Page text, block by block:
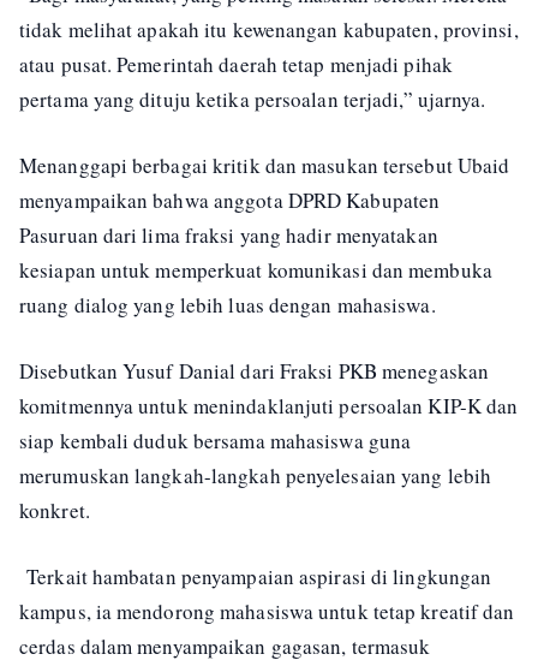
tidak melihat apakah itu kewenangan kabupaten, provinsi,
atau pusat. Pemerintah daerah tetap menjadi pihak
pertama yang dituju ketika persoalan terjadi,” ujarnya.
Menanggapi berbagai kritik dan masukan tersebut Ubaid
menyampaikan bahwa anggota DPRD Kabupaten
Pasuruan dari lima fraksi yang hadir menyatakan
kesiapan untuk memperkuat komunikasi dan membuka
ruang dialog yang lebih luas dengan mahasiswa.
Disebutkan Yusuf Danial dari Fraksi PKB menegaskan
komitmennya untuk menindaklanjuti persoalan KIP-K dan
siap kembali duduk bersama mahasiswa guna
merumuskan langkah-langkah penyelesaian yang lebih
konkret.
Terkait hambatan penyampaian aspirasi di lingkungan
kampus, ia mendorong mahasiswa untuk tetap kreatif dan
cerdas dalam menyampaikan gagasan, termasuk